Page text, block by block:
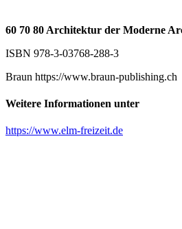
60 70 80 Architektur der Moderne
ISBN 978-3-03768-288-3
Braun https://www.braun-publishing.ch
Weitere Informationen unter
https://www.elm-freizeit.de